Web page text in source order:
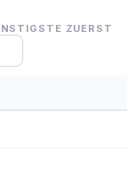
ZUERST